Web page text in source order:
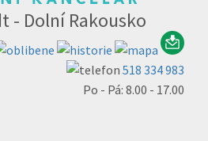
- Dolní Rakousko
518 334 983
Po - Pá: 8.00 - 17.00